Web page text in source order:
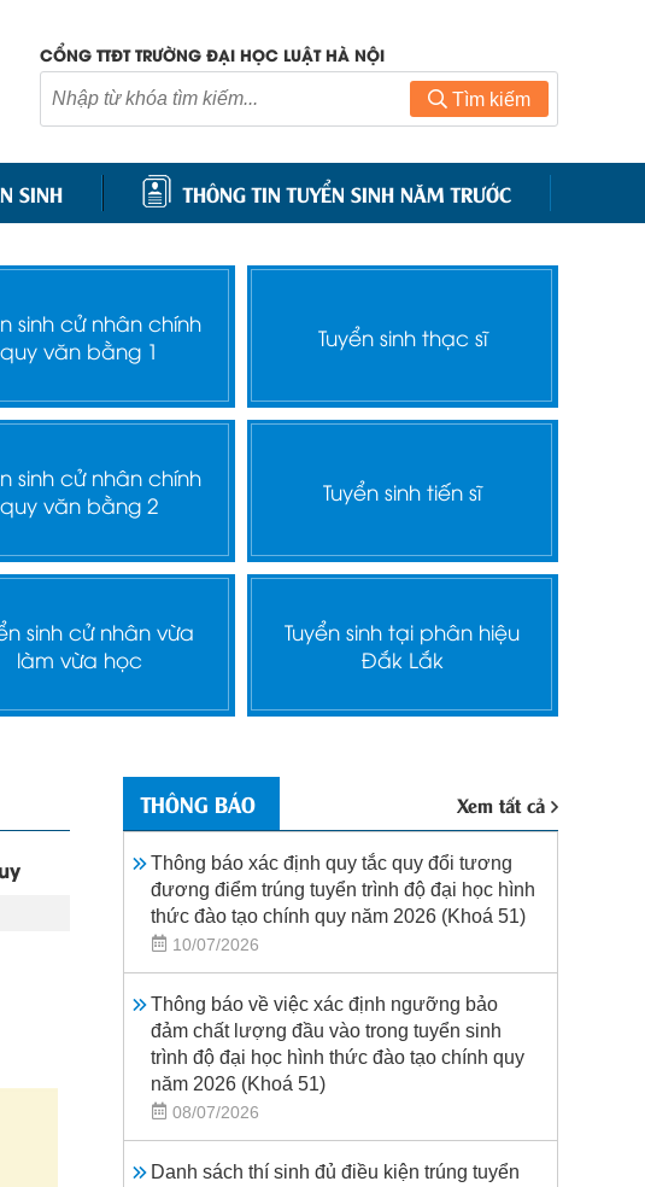
CỔNG TTĐT TRƯỜNG ĐẠI HỌC LUẬT HÀ NỘI
Tìm kiếm
SINH THÔNG TIN TUYỂN SINH NĂM TRƯỚC
sinh cử nhân chính
quy văn bằng 1
Tuyển sinh thạc sĩ
sinh cử nhân chính
quy văn bằng 2
Tuyển sinh tiến sĩ
sinh cử nhân vừa
làm vừa học
Tuyển sinh tại phân hiệu
Đắk Lắk
THÔNG BÁO Xem tất cả
Thông báo xác định quy tắc quy đổi tương
đương điểm trúng tuyển trình độ đại học hình
thức đào tạo chính quy năm 2026 (Khoá 51)
10/07/2026
Thông báo về việc xác định ngưỡng bảo
đảm chất lượng đầu vào trong tuyển sinh
trình độ đại học hình thức đào tạo chính quy
năm 2026 (Khoá 51)
08/07/2026
Danh sách thí sinh đủ điều kiện trúng tuyển